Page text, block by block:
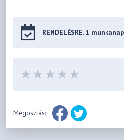
RENDELÉSRE, 1 munkanap
Megosztás: